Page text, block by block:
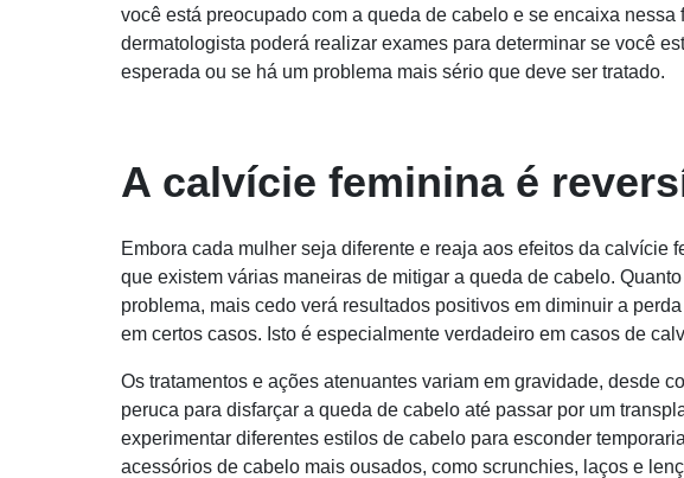
você está preocupado com a queda de cabelo e se encaixa
dermatologista poderá realizar exames para determinar se você
esperada ou se há um problema mais sério que deve ser tratado.
A calvície feminina é
Embora cada mulher seja diferente e reaja aos efeitos da calvície
que existem várias maneiras de mitigar a queda de cabelo.
problema, mais cedo verá resultados positivos em diminuir a
em certos casos. Isto é especialmente verdadeiro em casos de
Os tratamentos e ações atenuantes variam em gravidade, desde
peruca para disfarçar a queda de cabelo até passar por um
experimentar diferentes estilos de cabelo para esconder
acessórios de cabelo mais ousados, como scrunchies, laços e